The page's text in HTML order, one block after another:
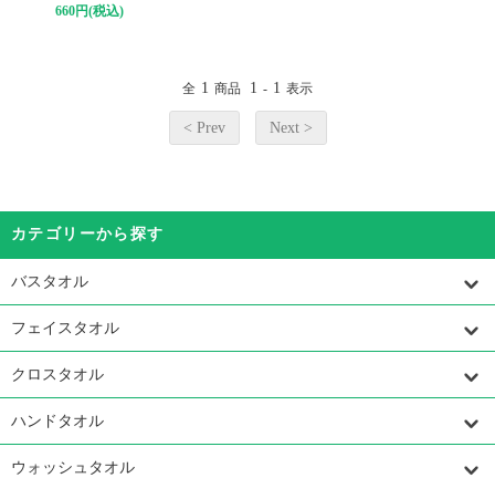
660円(税込)
全 1 商品 1 - 1 表示
< Prev Next >
カテゴリーから探す
バスタオル
フェイスタオル
クロスタオル
ハンドタオル
ウォッシュタオル